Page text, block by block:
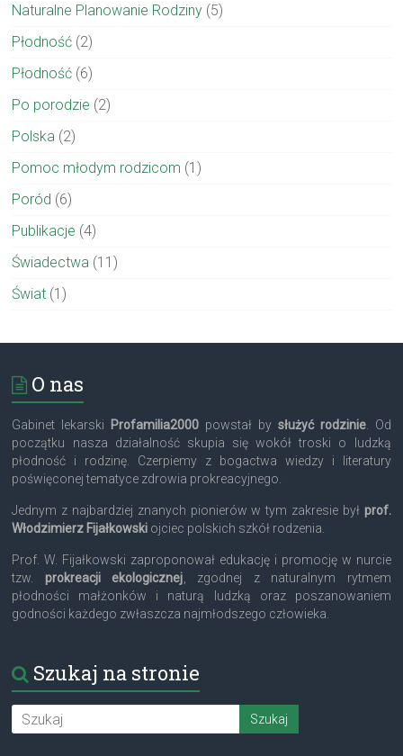
Naturalne Planowanie Rodziny (5)
Płodność (2)
Płodność (6)
Po porodzie (2)
Polska (2)
Pomoc młodym rodzicom (1)
Poród (6)
Publikacje (4)
Świadectwa (11)
Świat (1)
O nas
Gabinet lekarski Profamilia2000 powstał by służyć rodzinie. Od
początku nasza działalność skupia się wokół troski o ludzką
płodność i rodzinę. Czerpiemy z bogactwa wiedzy i literatury
poświęconej tematyce zdrowia prokreacyjnego.
Jednym z najbardziej znanych pionierów w tym zakresie był prof.
Włodzimierz Fijałkowski ojciec polskich szkół rodzenia.
Prof. W. Fijałkowski zaproponował edukację i promocję w nurcie
tzw. prokreacji ekologicznej , zgodnej z naturalnym rytmem
płodności małżonków i naturą ludzką oraz poszanowaniem
godności każdego zwłaszcza najmłodszego człowieka.
Szukaj na stronie